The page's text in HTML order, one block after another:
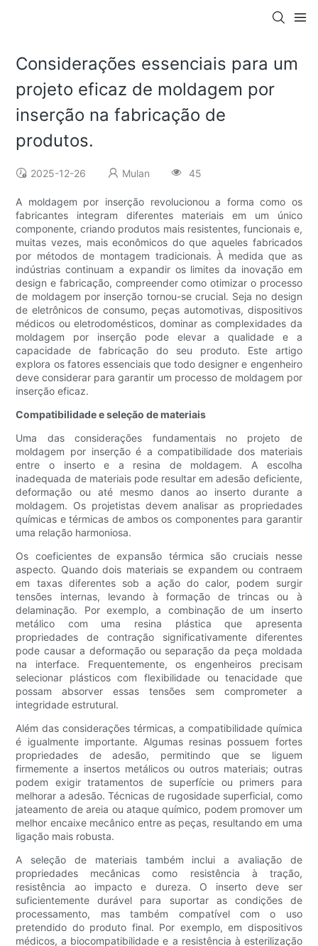
Considerações essenciais para um
projeto eficaz de moldagem por
inserção na fabricação de
produtos.
2025-12-26 Mulan 45
A moldagem por inserção revolucionou a forma como os
fabricantes integram diferentes materiais em um único
componente, criando produtos mais resistentes, funcionais e,
muitas vezes, mais econômicos do que aqueles fabricados
por métodos de montagem tradicionais. À medida que as
indústrias continuam a expandir os limites da inovação em
design e fabricação, compreender como otimizar o processo
de moldagem por inserção tornou-se crucial. Seja no design
de eletrônicos de consumo, peças automotivas, dispositivos
médicos ou eletrodomésticos, dominar as complexidades da
moldagem por inserção pode elevar a qualidade e a
capacidade de fabricação do seu produto. Este artigo
explora os fatores essenciais que todo designer e engenheiro
deve considerar para garantir um processo de moldagem por
inserção eficaz.
Compatibilidade e seleção de materiais
Uma das considerações fundamentais no projeto de
moldagem por inserção é a compatibilidade dos materiais
entre o inserto e a resina de moldagem. A escolha
inadequada de materiais pode resultar em adesão deficiente,
deformação ou até mesmo danos ao inserto durante a
moldagem. Os projetistas devem analisar as propriedades
químicas e térmicas de ambos os componentes para garantir
uma relação harmoniosa.
Os coeficientes de expansão térmica são cruciais nesse
aspecto. Quando dois materiais se expandem ou contraem
em taxas diferentes sob a ação do calor, podem surgir
tensões internas, levando à formação de trincas ou à
delaminação. Por exemplo, a combinação de um inserto
metálico com uma resina plástica que apresenta
propriedades de contração significativamente diferentes
pode causar a deformação ou separação da peça moldada
na interface. Frequentemente, os engenheiros precisam
selecionar plásticos com flexibilidade ou tenacidade que
possam absorver essas tensões sem comprometer a
integridade estrutural.
Além das considerações térmicas, a compatibilidade química
é igualmente importante. Algumas resinas possuem fortes
propriedades de adesão, permitindo que se liguem
firmemente a insertos metálicos ou outros materiais; outras
podem exigir tratamentos de superfície ou primers para
melhorar a adesão. Técnicas de rugosidade superficial, como
jateamento de areia ou ataque químico, podem promover um
melhor encaixe mecânico entre as peças, resultando em uma
ligação mais robusta.
A seleção de materiais também inclui a avaliação de
propriedades mecânicas como resistência à tração,
resistência ao impacto e dureza. O inserto deve ser
suficientemente durável para suportar as condições de
processamento, mas também compatível com o uso
pretendido do produto final. Por exemplo, em dispositivos
médicos, a biocompatibilidade e a resistência à esterilização